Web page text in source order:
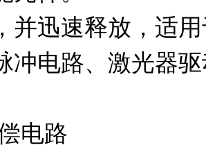
并迅速释放，适
冲电路、激光器